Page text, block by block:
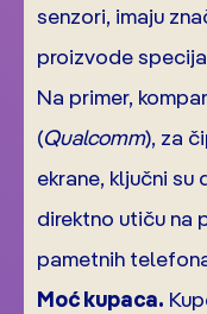
senzori, imaju
proizvode
Na primer,
(Qualcomm), za
ekrane, ključni
direktno utiču na
pametnih
Moć kupaca.